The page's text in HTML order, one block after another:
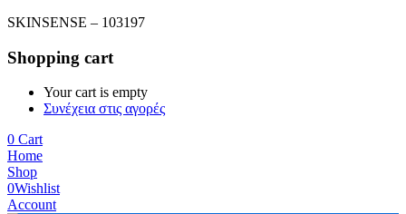
SKINSENSE – 103197
Shopping cart
Your cart is empty
Συνέχεια στις αγορές
0 Cart
Home
Shop
0Wishlist
Account